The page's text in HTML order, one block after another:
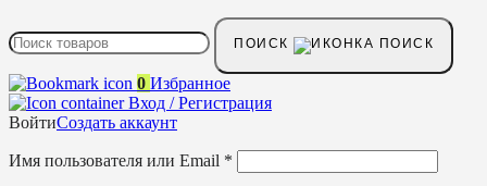
ПОИСК
0 Избранное
Вход / Регистрация
ВойтиСоздать аккаунт
Имя пользователя или Email *